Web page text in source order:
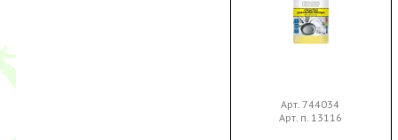
Арт. 744034
Арт. п. 13116